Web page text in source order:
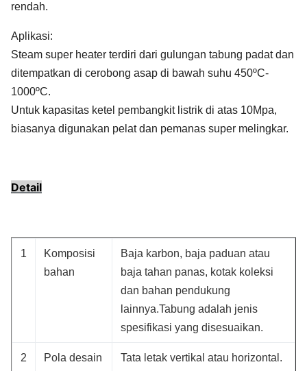
rendah.
Aplikasi:
Steam super heater terdiri dari gulungan tabung padat dan
ditempatkan di cerobong asap di bawah suhu 450ºC-
1000ºC.
Untuk kapasitas ketel pembangkit listrik di atas 10Mpa,
biasanya digunakan pelat dan pemanas super melingkar.
Detail
1
Komposisi
bahan
Baja karbon, baja paduan atau
baja tahan panas, kotak koleksi
dan bahan pendukung
lainnya.Tabung adalah jenis
spesifikasi yang disesuaikan.
2 Pola desain Tata letak vertikal atau horizontal.